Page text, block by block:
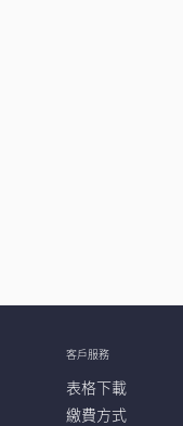
客戶服務
表格下載
繳費方式